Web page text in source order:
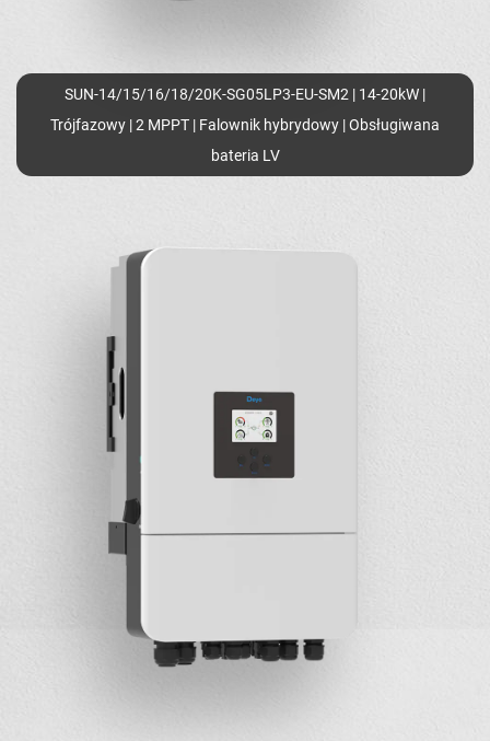
SUN-14/15/16/18/20K-SG05LP3-EU-SM2 | 14-20kW |
Trójfazowy | 2 MPPT | Falownik hybrydowy | Obsługiwana
bateria LV